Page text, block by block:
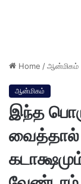
Home /ஆன்மிகம்
ஆன்மிகம்
இந்த
வைத்தால்